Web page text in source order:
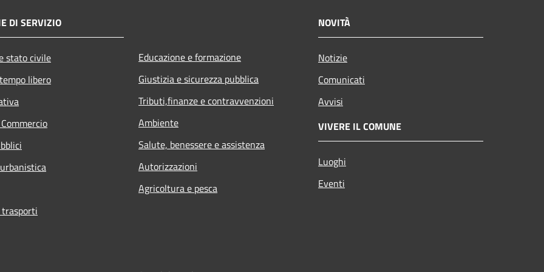
DI SERVIZIO
stato civile
libero
Educazione e formazione
Giustizia e sicurezza pubblica
Tributi,finanze e contravvenzioni
Ambiente
Salute, benessere e assistenza
Autorizzazioni
Agricoltura e pesca
NOVITÀ
Notizie
Comunicati
Avvisi
VIVERE IL COMUNE
Luoghi
Eventi